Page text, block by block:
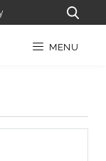
MENU